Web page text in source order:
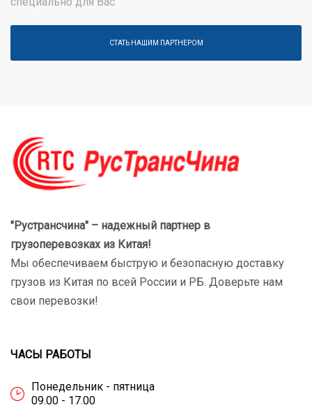
СТАТЬ НАШИМ ПАРТНЕРОМ
"Рустрансчина" – надежный партнер в
грузоперевозках из Китая!
Мы обеспечиваем быструю и безопасную доставку
грузов из Китая по всей России и РБ. Доверьте нам
свои перевозки!
ЧАСЫ РАБОТЫ
Понедельник - пятница
09.00 - 17.00